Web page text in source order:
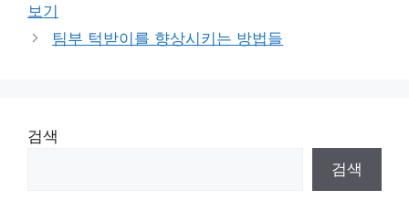
보기
팀부 턱받이를 향상시키는 방법들
검색
검색